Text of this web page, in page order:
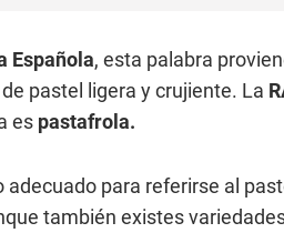
Española, esta palabra
pastel ligera y crujiente. La
es pastafrola.
adecuado para referirse al
también existes